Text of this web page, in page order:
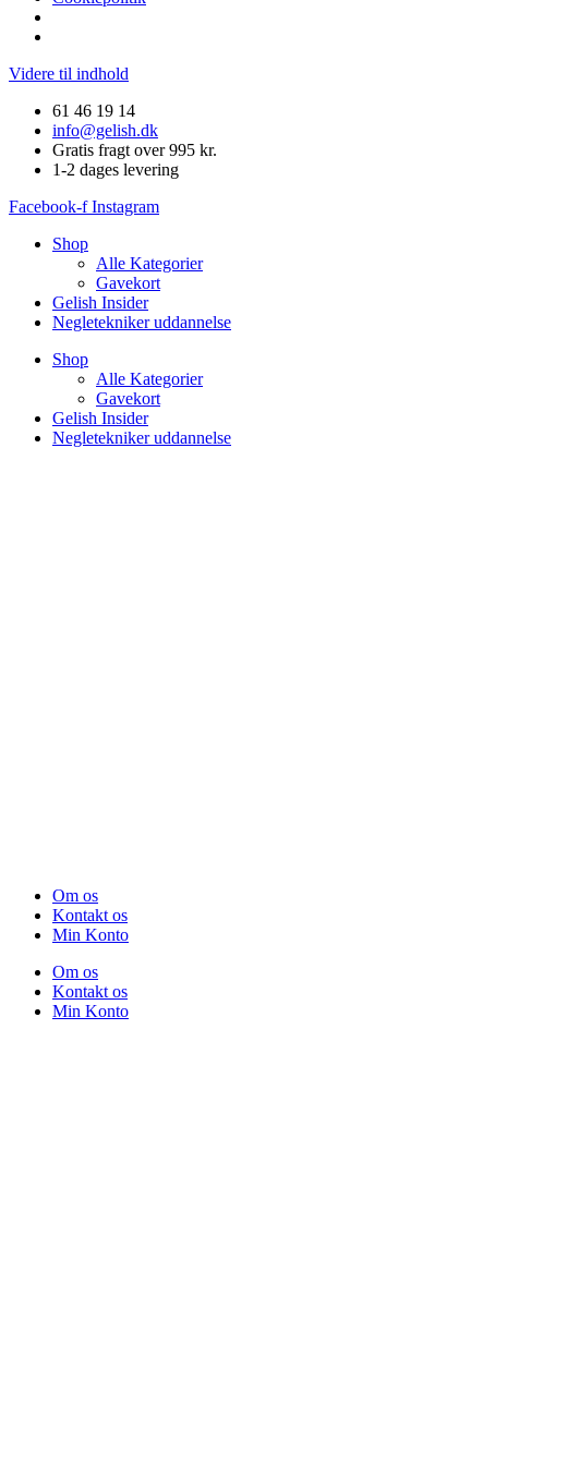
Videre til indhold
61 46 19 14
info@gelish.dk
Gratis fragt over 995 kr.
1-2 dages levering
Facebook-f Instagram
Shop
Alle Kategorier
Gavekort
Gelish Insider
Negletekniker uddannelse
Shop
Alle Kategorier
Gavekort
Gelish Insider
Negletekniker uddannelse
Om os
Kontakt os
Min Konto
Om os
Kontakt os
Min Konto